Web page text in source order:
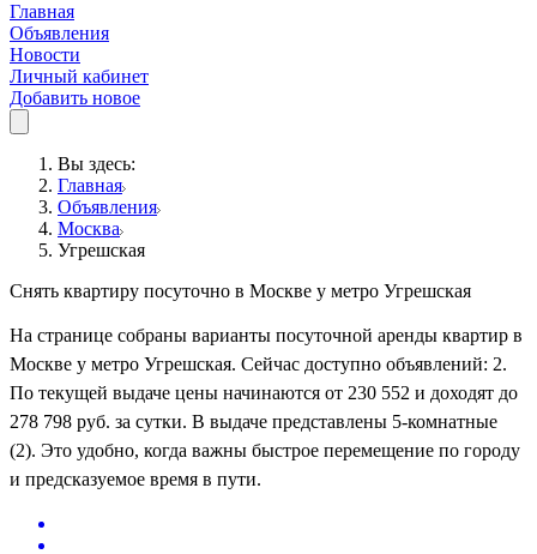
Главная
Объявления
Новости
Личный кабинет
Добавить новое
Вы здесь:
Главная
Объявления
Москва
Угрешская
Снять квартиру посуточно в Москве у метро Угрешская
На странице собраны варианты посуточной аренды квартир в
Москве у метро Угрешская. Сейчас доступно объявлений: 2.
По текущей выдаче цены начинаются от 230 552 и доходят до
278 798 руб. за сутки. В выдаче представлены 5-комнатные
(2). Это удобно, когда важны быстрое перемещение по городу
и предсказуемое время в пути.